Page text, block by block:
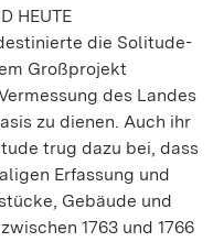
HEUTE
die Solitude-
Großprojekt
des Landes
zu dienen. Auch ihr
trug dazu bei, dass
Erfassung und
Gebäude und
1763 und 1766